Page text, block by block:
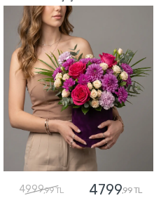
4999,99 TL 4799,99 TL